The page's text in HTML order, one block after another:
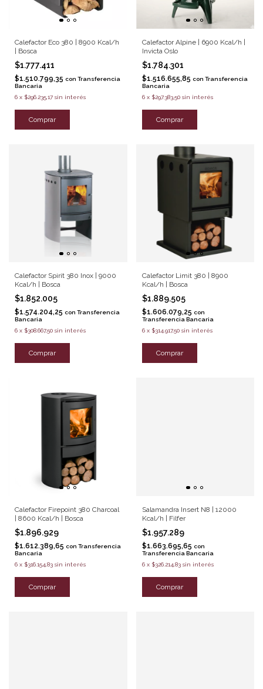
Calefactor Eco 380 | 8900 Kcal/h
| Bosca
$1.777.411
$1.510.799,35 con Transferencia
Bancaria
6 x $296.235,17 sin interés
Comprar
Calefactor Alpine | 6900 Kcal/h |
Invicta Oslo
$1.784.301
$1.516.655,85 con Transferencia
Bancaria
6 x $297.383,50 sin interés
Comprar
Calefactor Spirit 380 Inox | 9000
Kcal/h | Bosca
$1.852.005
$1.574.204,25 con Transferencia
Bancaria
6 x $308.667,50 sin interés
Comprar
Calefactor Limit 380 | 8900
Kcal/h | Bosca
$1.889.505
$1.606.079,25 con
Transferencia Bancaria
6 x $314.917,50 sin interés
Comprar
Calefactor Firepoint 380 Charcoal
| 8600 Kcal/h | Bosca
$1.896.929
$1.612.389,65 con Transferencia
Bancaria
6 x $316.154,83 sin interés
Comprar
Salamandra Insert N8 | 12000
Kcal/h | Filfer
$1.957.289
$1.663.695,65 con
Transferencia Bancaria
6 x $326.214,83 sin interés
Comprar